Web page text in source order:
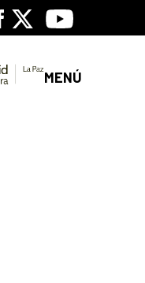
X Youtube
MENÚ